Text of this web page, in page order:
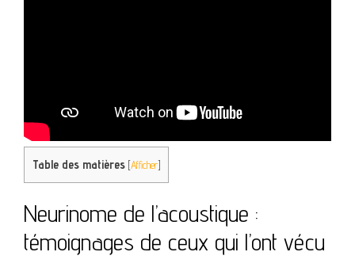
Table des matières [Afficher]
Neurinome de l’acoustique :
témoignages de ceux qui l’ont vécu